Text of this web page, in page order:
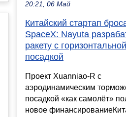
20:21, 06 Май
Китайский стартап
SpaceX: Nayuta
ракету с горизонтальной
посадкой
Проект Xuanniao-R с
аэродинамическим
посадкой «как самолёт»
новое